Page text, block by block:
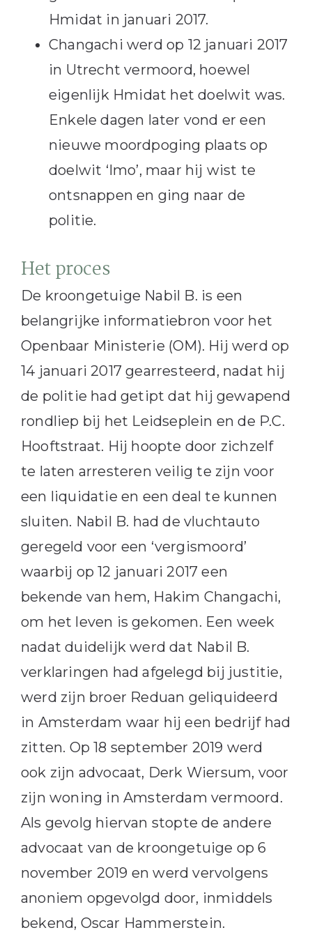
Hmidat in januari 2017.
Changachi werd op 12 januari 2017
in Utrecht vermoord, hoewel
eigenlijk Hmidat het doelwit was.
Enkele dagen later vond er een
nieuwe moordpoging plaats op
doelwit ‘Imo’, maar hij wist te
ontsnappen en ging naar de
politie.
Het proces
De kroongetuige Nabil B. is een
belangrijke informatiebron voor het
Openbaar Ministerie (OM). Hij werd op
14 januari 2017 gearresteerd, nadat hij
de politie had getipt dat hij gewapend
rondliep bij het Leidseplein en de P.C.
Hooftstraat. Hij hoopte door zichzelf
te laten arresteren veilig te zijn voor
een liquidatie en een deal te kunnen
sluiten. Nabil B. had de vluchtauto
geregeld voor een ‘vergismoord’
waarbij op 12 januari 2017 een
bekende van hem, Hakim Changachi,
om het leven is gekomen. Een week
nadat duidelijk werd dat Nabil B.
verklaringen had afgelegd bij justitie,
werd zijn broer Reduan geliquideerd
in Amsterdam waar hij een bedrijf had
zitten. Op 18 september 2019 werd
ook zijn advocaat, Derk Wiersum, voor
zijn woning in Amsterdam vermoord.
Als gevolg hiervan stopte de andere
advocaat van de kroongetuige op 6
november 2019 en werd vervolgens
anoniem opgevolgd door, inmiddels
bekend, Oscar Hammerstein.